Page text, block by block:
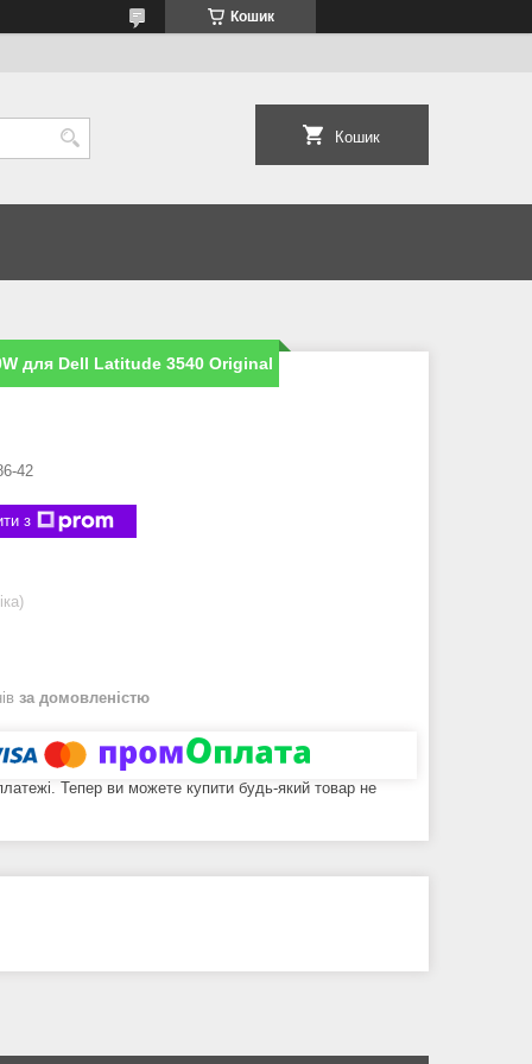
Кошик
Кошик
для Dell Latitude 3540 Original
42
з
за домовленістю
Тепер ви можете купити будь-який товар не